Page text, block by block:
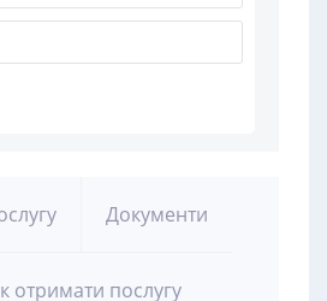
Документи
отримати послугу